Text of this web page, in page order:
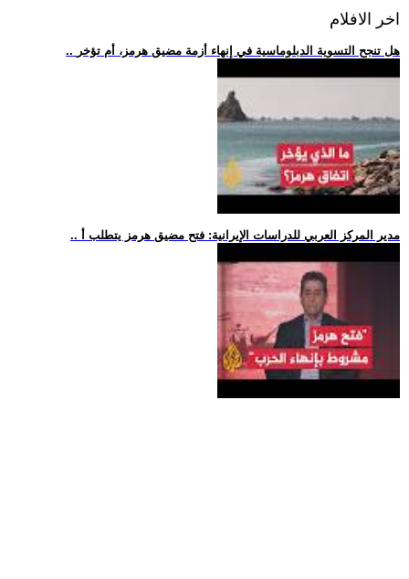
اخر الافلام
.. هل تنجح التسوية الدبلوماسية في إنهاء أزمة مضيق هرمز، أم تؤخر
.. مدير المركز العربي للدراسات الإيرانية: فتح مضيق هرمز يتطلب أ